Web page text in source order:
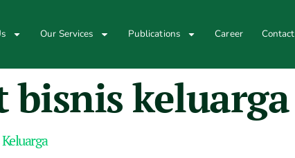
Our Services Publications Career Contact
bisnis keluarga